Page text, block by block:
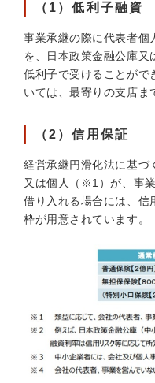
（1）低利子融資
事業承継の際に代表者
を、日本政策金融公庫又
低利子で受けることが
いては、最寄りの支店ま
（2）信用保証
経営承継円滑化法に基づ
又は個人（※1）が、事
借り入れる場合には、信
枠が用意されています。